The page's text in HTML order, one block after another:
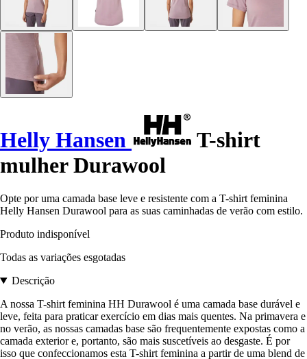
Helly Hansen
T-shirt
mulher Durawool
Opte por uma camada base leve e resistente com a T-shirt feminina
Helly Hansen Durawool para as suas caminhadas de verão com estilo.
Produto indisponível
Todas as variações esgotadas
Descrição
A nossa T-shirt feminina HH Durawool é uma camada base durável e
leve, feita para praticar exercício em dias mais quentes. Na primavera e
no verão, as nossas camadas base são frequentemente expostas como a
camada exterior e, portanto, são mais suscetíveis ao desgaste. É por
isso que confeccionamos esta T-shirt feminina a partir de uma blend de